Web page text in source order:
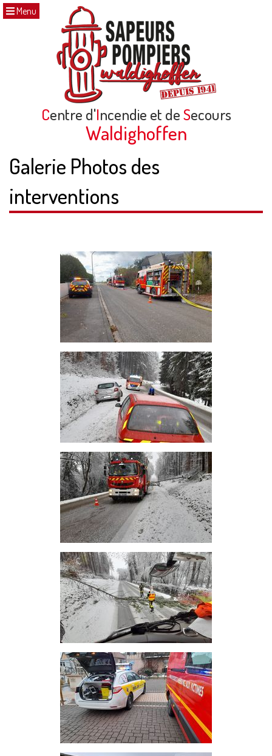
Centre d'Incendie et deSecours
Waldighoffen
Menu
Galerie Photos des
interventions